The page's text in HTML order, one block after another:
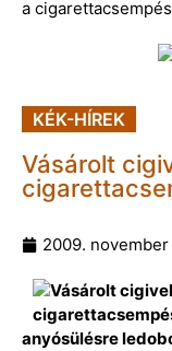
a
KÉK-HÍREK
Vásárolt
2009. november
anyósülésre